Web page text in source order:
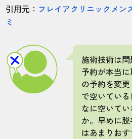
引用元： フレイアクリニックメン
ミ
施術技術は問
予約が本当
の予約を変
で空いてい
なに空いて
か。早めに
はあまりおす